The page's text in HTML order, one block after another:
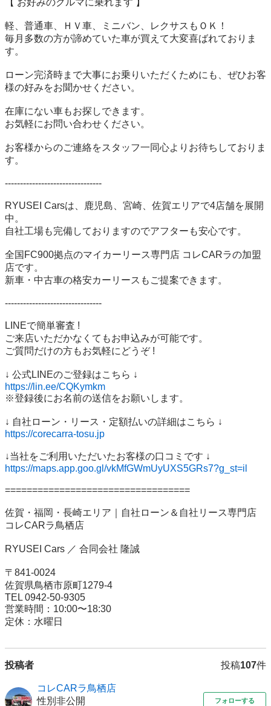
【 お好みのクルマに乗れます 】
軽、普通車、ＨＶ車、ミニバン、レクサスもＯＫ！
毎月多数の方が諦めていた車が買えて大変喜ばれておりま
す。
ローン完済時まで大事にお乗りいただくためにも、ぜひお客
様の好みをお聞かせください。
在庫にない車もお探しできます。
お気軽にお問い合わせください。
お客様からのご連絡をスタッフ一同心よりお待ちしておりま
す。
--------------------------------
RYUSEI Carsは、鹿児島、宮崎、佐賀エリアで4店舗を展開
中。
自社工場も完備しておりますのでアフターも安心です。
全国FC900拠点のマイカーリース専門店 コレCARラの加盟
店です。
新車・中古車の格安カーリースもご提案できます。
--------------------------------
LINEで簡単審査 !
ご来店いただかなくてもお申込みが可能です。
ご質問だけの方もお気軽にどうぞ !
https://lin.ee/CQKymkm
※登録後にお名前の送信をお願いします。
https://corecarra-tosu.jp
https://maps.app.goo.gl/vkMfGWmUyUXS5GRs7?g_st=il
==================================
佐賀・福岡・長崎エリア｜自社ローン＆自社リース専門店
コレCARラ鳥栖店
RYUSEI Cars ／ 合同会社 隆誠
〒841-0024
佐賀県鳥栖市原町1279-4
TEL 0942-50-9305
営業時間：10:00〜18:30
定休：水曜日
投稿者 投稿107件
コレCARラ鳥栖店
性別非公開
フォローする